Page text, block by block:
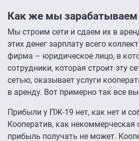
Как же мы зарабатываем
Мы строим сети и сдаем их в
этих денег зарплату всего
фирма – юридическое лицо, в
сотрудники, которая строит эту
сетью, оказывает услуги
в аренду. Вот примерно так все
Прибыли у ПЖ-19 нет, как нет и
Кооператив, как некоммерческая
прибыль получать не может.